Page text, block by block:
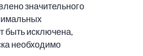
значительного
быть исключена,
необходимо